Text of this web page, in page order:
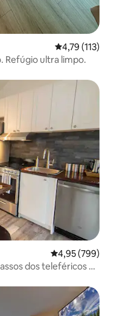
4,79 de uma
4,79 (113)
Refúgio ultra limpo.
4,95 de uma
4,95 (799)
dos teleféricos de